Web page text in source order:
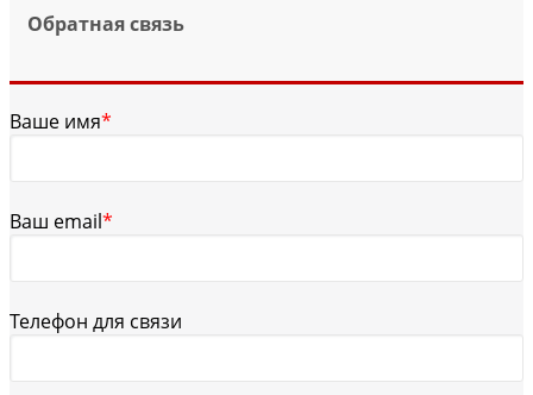
Обратная связь
Ваше имя*
Ваш email*
Телефон для связи